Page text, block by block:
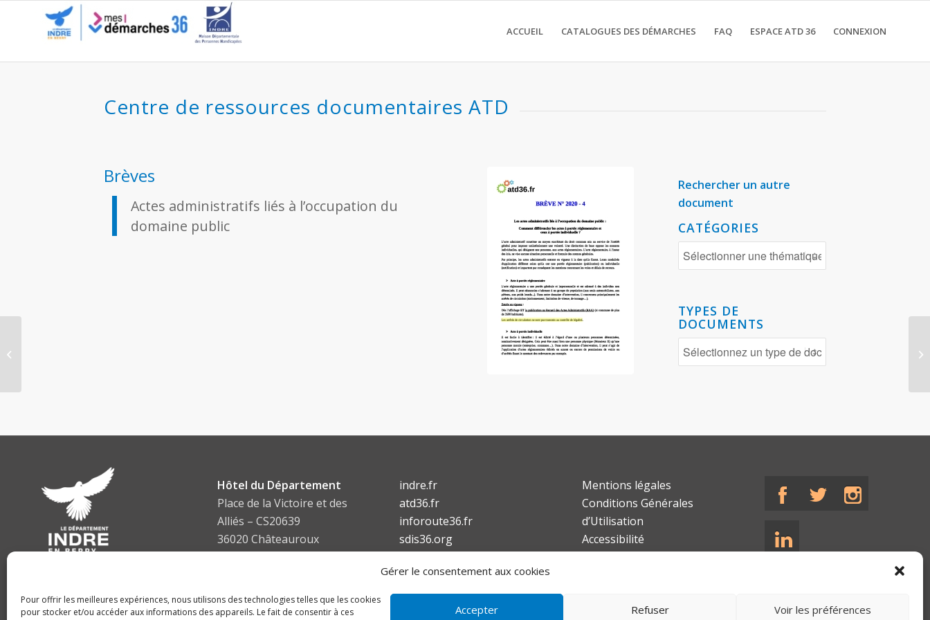
ACCUEIL CATALOGUES DES DÉMARCHES FAQ ESPACE ATD 36 CONNEXION
2020 – 4 Actes administratifs liés à l’occupation du domaine p...
Centre de ressources documentaires ATD
Brèves
Actes administratifs liés à l’occupation du
domaine public
Rechercher un autre
document
CATÉGORIES
TYPES DE
DOCUMENTS
Hôtel du Département
Place de la Victoire et des
Alliés – CS20639
36020 Châteauroux
indre.fr
atd36.fr
inforoute36.fr
sdis36.org
Mentions légales
Conditions Générales
d’Utilisation
Accessibilité
Gérer le consentement aux cookies
Pour offrir les meilleures expériences, nous utilisons des technologies telles que les cookies
pour stocker et/ou accéder aux informations des appareils. Le fait de consentir à ces
Accepter Refuser Voir les préférences